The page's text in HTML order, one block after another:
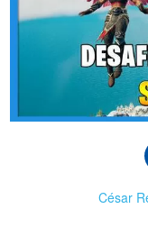
César